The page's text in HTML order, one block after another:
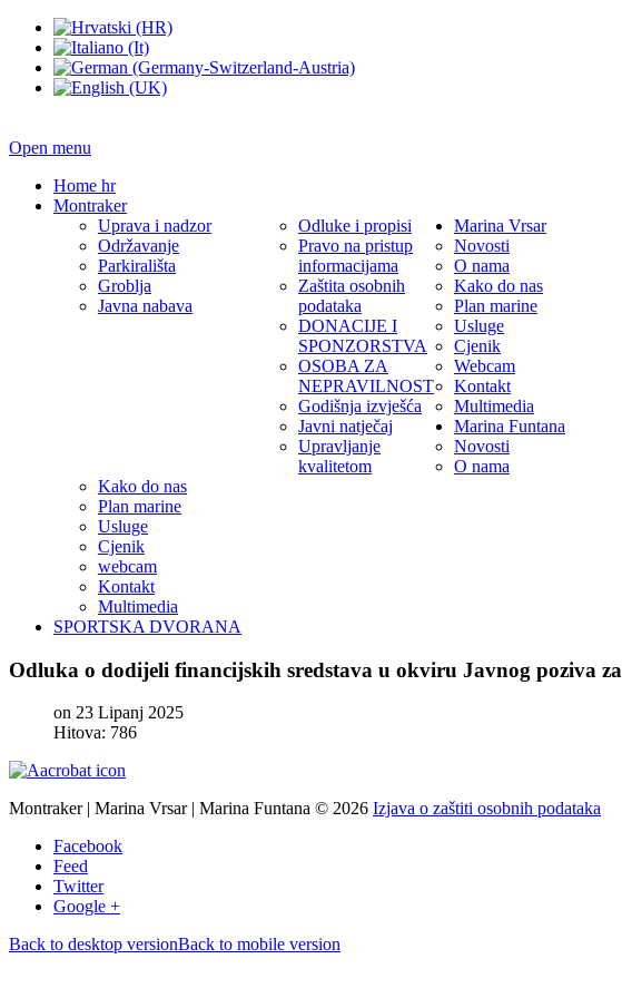
Open menu
Home hr
Montraker
Uprava i nadzor
Održavanje
Parkirališta
Groblja
Javna nabava
Odluke i propisi
Pravo na pristup
informacijama
Zaštita osobnih
podataka
DONACIJE I
SPONZORSTVA
OSOBA ZA
NEPRAVILNOST
Godišnja izvješća
Javni natječaj
Upravljanje
kvalitetom
Marina Vrsar
Novosti
O nama
Kako do nas
Plan marine
Usluge
Cjenik
Webcam
Kontakt
Multimedia
Marina Funtana
Novosti
O nama
Kako do nas
Plan marine
Usluge
Cjenik
webcam
Kontakt
Multimedia
SPORTSKA DVORANA
Odluka o dodijeli financijskih sredstava u okviru Javnog poziva za
on 23 Lipanj 2025
Hitova: 786
Montraker | Marina Vrsar | Marina Funtana © 2026 Izjava o zaštiti osobnih podataka
Facebook
Feed
Twitter
Google +
Back to desktop versionBack to mobile version